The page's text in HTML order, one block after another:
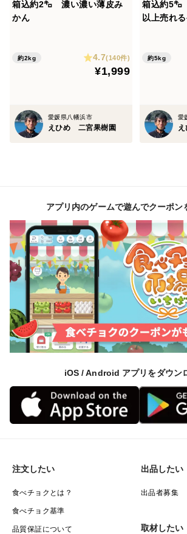
箱込約2㌔ 濃い濃い薄皮み
かん
約2kg 4.7(140件)
¥1,999
愛媛県八幡浜市
えひめ 二宮果樹園
箱込約5
以上売れ
約5kg
愛
アプリ内のゲームで遊んでクーポン
iOS / Android アプリをダウン
注文したい
食べチョクとは？
食べチョク基準
品質保証について
出品したい
出品者募集
取材したい